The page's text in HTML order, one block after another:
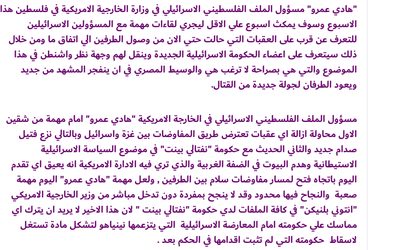
"هادي عمرو" مسؤول الملف الفلسطيني الاسرائيلي في وزارة الخارجية الامريكية في فلسطين هذا
الاسبوع وسوف يمكث اسبوع علي الاقل ليجري لقاءات مهمة مع المسؤولين الاسرائيلين
للتعرف عن قرب على العقبات التي حالت حتي الان من وصول الطرفين الي اتفاق ما ومن خلال
ذلك سيتعرف على اعضاء الحكومة الاسرائيلية الجديدة وينقل لهم وجهة نظر واشنطن في هذا
الموضوع والتي هي بصراحة لا ترغب هي والوسيط المصري في ان ينفجر المشهد من جديد
ويعود الطرفان لجولة جديدة من القتال.
مسؤول الملف الفلسطيني الاسرائيلي في الخارجة الامريكية "هادي عمرو" امام مهمة من شقين
الاول محاولة ازالة اي عقبات تعترض طريق المفاوضات بين غزة واسرائيل وبالتالي نزع فتيل
صدام جديد والثاني الحديث مع حكومة "نفتالي بينت" في موضوع السياسة الاسرائيلية
الاستيطانية وهدم البيوت في الضفة الغربية والذي تري فيه الادارة الامريكية انه يعيق اي تقدم
اليوم باتجاه فتح لمسار مفاوضات سلام بين الطرفين , ولعل مهمة "هادي عمرو" اليوم مهمة
صعبة والنجاح فيها محدود وقد لا ينجح بمفردة دون تدخل مباشر من وزير الخارجية الامريكي
"انتوني بلنيكن" في كافة الملفات لدي حكومة "نفتالي بينت " لان هذا الاخير لا يريد ان يترك اي
مماسك علي حكومته امام المعارضة الاسرائيلية التي يتزعمها نينياهو لتشكل مادة تستغل
لاسقاط حكومته التي لم تثبت اقدامها في الحكم بعد .